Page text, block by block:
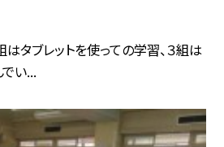
はタブレットを使っての学習、３組は
い...